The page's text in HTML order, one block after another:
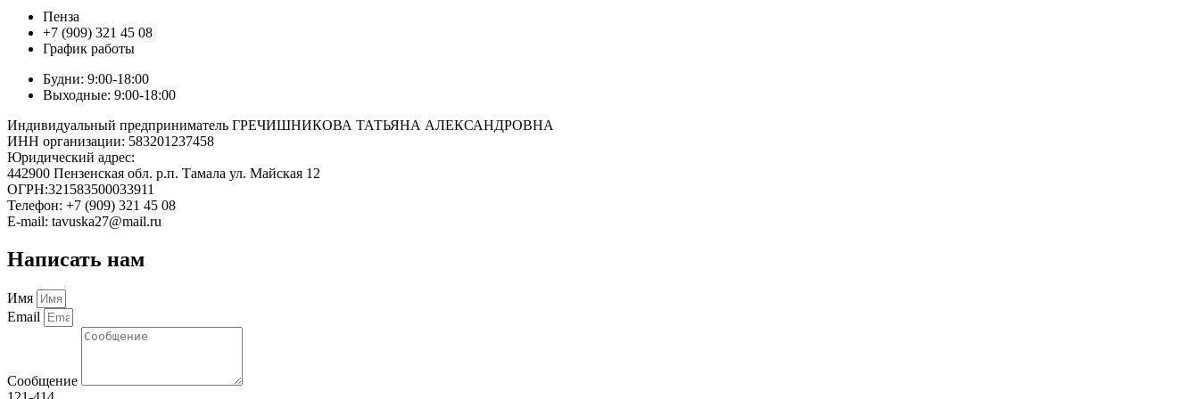
Пенза
+7 (909) 321 45 08
График работы
Будни: 9:00-18:00
Выходные: 9:00-18:00
Индивидуальный предприниматель ГРЕЧИШНИКОВА ТАТЬЯНА АЛЕКСАНДРОВНА
ИНН организации: 583201237458
Юридический адрес:
442900 Пензенская обл. р.п. Тамала ул. Майская 12
ОГРН:321583500033911
Телефон: +7 (909) 321 45 08
E-mail: tavuska27@mail.ru
Написать нам
Имя
Email
Сообщение